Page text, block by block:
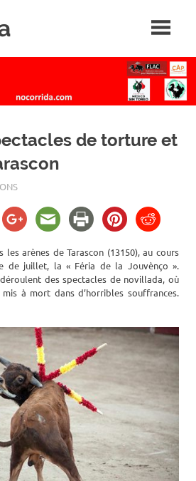
de torture et
LAHANA
les arènes de Tarascon (13150), au cours
de juillet, la « Féria de la Jouvènço ».
des spectacles de novillada, où
à mort dans d’horribles souffrances.